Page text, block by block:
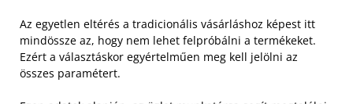
Az egyetlen eltérés a tradicionális vásárláshoz képest itt
mindössze az, hogy nem lehet felpróbálni a termékeket.
Ezért a választáskor egyértelműen meg kell jelölni az
összes paramétert.